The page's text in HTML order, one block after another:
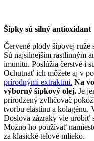
Šípky sú silný antioxidant
Červené plody šípovej
Sú najsilnejším rastlinným
imunitu. Poslúžia čerstvé i
Ochutnať ich môžete aj v
prírodnými extraktmi. Na
výborný šípkový olej. Je
prirodzený zvlhčovač
tvorbu elastínu a kolagénu.
Doslova zázraky vie urobiť
Možno ho používať
za klasické telové mlieko.